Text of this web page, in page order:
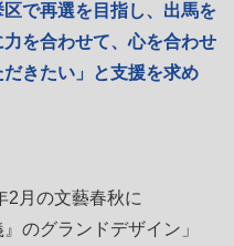
で再選を目指し、出馬を
を合わせて、心を合わせ
きたい」と支援を求め
2月の文藝春秋に
のグランドデザイン」